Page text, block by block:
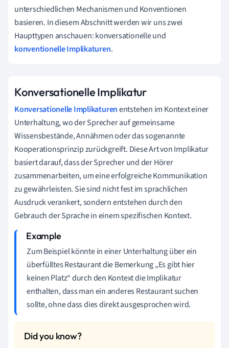
unterschiedlichen Mechanismen und Konventionen
basieren. In diesem Abschnitt werden wir uns zwei
Haupttypen anschauen: konversationelle und
konventionelle Implikaturen.
Konversationelle Implikatur
Konversationelle Implikaturenentstehen im Kontext einer
Unterhaltung, wo der Sprecher auf gemeinsame
Wissensbestände, Annähmen oder das sogenannte
Kooperationsprinzip zurückgreift. Diese Art von Implikatur
basiert darauf, dass der Sprecher und der Hörer
zusammenarbeiten, um eine erfolgreiche Kommunikation
zu gewährleisten. Sie sind nicht fest im sprachlichen
Ausdruck verankert, sondern entstehen durch den
Gebrauch der Sprache in einem spezifischen Kontext.
Zum Beispiel könnte in einer Unterhaltung über ein
überfülltes Restaurant die Bemerkung „Es gibt hier
keinen Platz“ durch den Kontext die Implikatur
enthalten, dass man ein anderes Restaurant suchen
sollte, ohne dass dies direkt ausgesprochen wird.